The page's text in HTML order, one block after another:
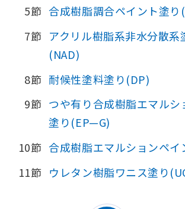
5節 合成樹脂調合ペイント塗り
7節 アクリル樹脂系非水分散系
(NAD)
8節 耐候性塗料塗り(DP)
9節 つや有り合成樹脂エマルシ
塗り(EP—G)
10節 合成樹脂エマルションペイ
11節 ウレタン樹脂ワニス塗り